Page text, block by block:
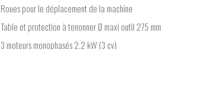
Roues pour le déplacement de la machine
Table et protection à tenonner Ø maxi outil 275 mm
3 moteurs monophasés 2.2 kW (3 cv)